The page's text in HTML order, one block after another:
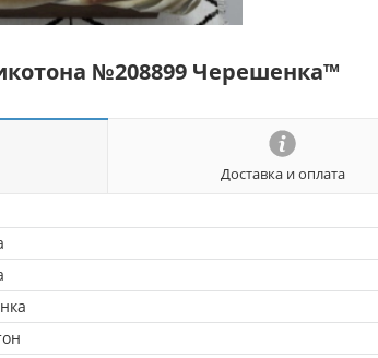
№208899 Черешенка™
Доставка и оплата